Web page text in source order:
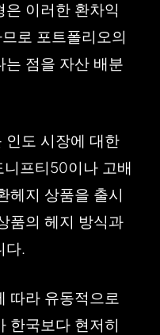
이러한 환차익
로 포트폴리오의
는 점을 자산 배분
인도 시장에 대한
니프티50이나 고배
헤지 상품을 출시
품의 헤지 방식과
다.
따라 유동적으로
한국보다 현저히